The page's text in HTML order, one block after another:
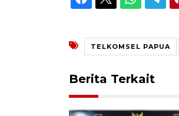
TELKOMSEL PAPUA
Berita Terkait